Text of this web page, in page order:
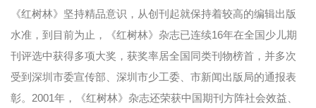
《红树林》坚持精品意识，从创刊起就保持着较高的编辑出版
水准，到目前为止，《红树林》杂志已连续16年在全国少儿期
刊评选中获得多项大奖，获奖率居全国同类刊物榜首，并多次
受到深圳市委宣传部、深圳市少工委、市新闻出版局的通报表
彰。2001年，《红树林》杂志还荣获中国期刊方阵社会效益、